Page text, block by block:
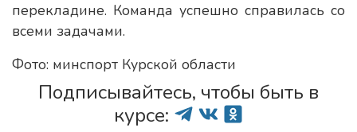
перекладине. Команда успешно справилась со
всеми задачами.
Фото: минспорт Курской области
Подписывайтесь, чтобы быть в
курсе: